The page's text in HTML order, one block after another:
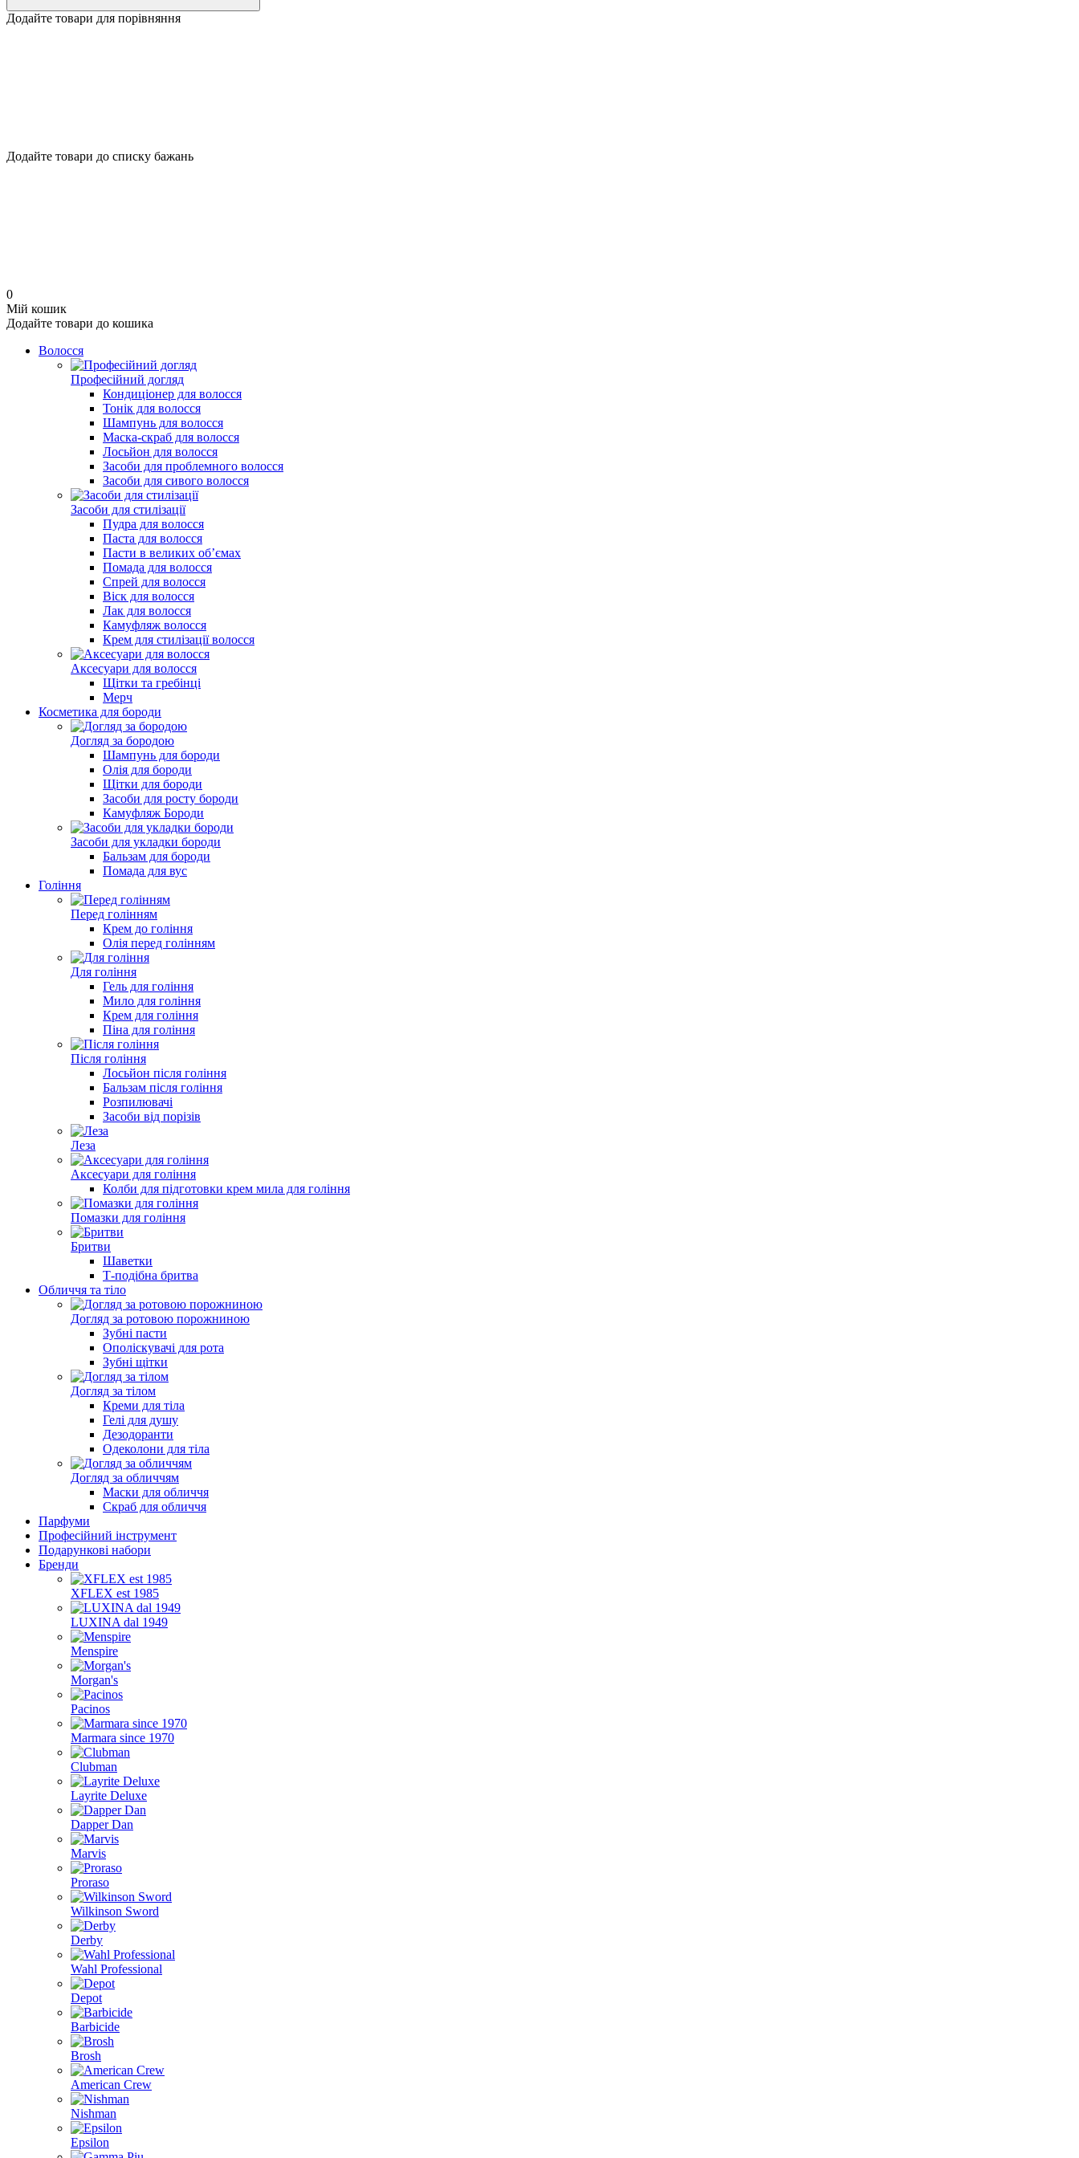
Додайте товари для порівняння
Додайте товари до списку бажань
0
Мій кошик
Додайте товари до кошика
Волосся
Професійний догляд
Кондиціонер для волосся
Тонік для волосся
Шампунь для волосся
Маска-скраб для волосся
Лосьйон для волосся
Засоби для проблемного волосся
Засоби для сивого волосся
Засоби для стилізації
Пудра для волосся
Паста для волосся
Пасти в великих об’ємах
Помада для волосся
Спрей для волосся
Віск для волосся
Лак для волосся
Камуфляж волосся
Крем для стилізації волоcся
Аксесуари для волосся
Щітки та гребінці
Мерч
Косметика для бороди
Догляд за бородою
Шампунь для бороди
Олія для бороди
Щітки для бороди
Засоби для росту бороди
Камуфляж Бороди
Засоби для укладки бороди
Бальзам для бороди
Помада для вус
Гоління
Перед голінням
Крем до гоління
Олія перед голінням
Для гоління
Гель для гоління
Мило для гоління
Крем для гоління
Піна для гоління
Після гоління
Лосьйон після гоління
Бальзам після гоління
Розпилювачі
Засоби від порізів
Леза
Аксесуари для гоління
Колби для підготовки крем мила для гоління
Помазки для гоління
Бритви
Шаветки
Т-подібна бритва
Обличчя та тіло
Догляд за ротовою порожниною
Зубні пасти
Ополіскувачі для рота
Зубні щітки
Догляд за тілом
Креми для тіла
Гелі для душу
Дезодоранти
Одеколони для тіла
Догляд за обличчям
Маски для обличчя
Скраб для обличчя
Парфуми
Професійний інструмент
Подарункові набори
Бренди
XFLEX est 1985
LUXINA dal 1949
Menspire
Morgan's
Pacinos
Marmara since 1970
Clubman
Layrite Deluxe
Dapper Dan
Marvis
Proraso
Wilkinson Sword
Derby
Wahl Professional
Depot
Barbicide
Brosh
American Crew
Nishman
Epsilon